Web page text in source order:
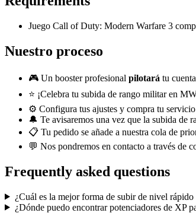
Juego Call of Duty: Modern Warfare 3
Nuestro proceso
🎮 Un booster profesional pilotará tu
⭐ ¡Celebra tu subida de rango militar en
⚙️ Configura tus ajustes y compra tu
🔔 Te avisaremos una vez que la subida de
📋 Tu pedido se añade a nuestra cola de
💬 Nos pondremos en contacto a través de
Frequently asked questions
¿Cuál es la mejor forma de subir de nivel
¿Dónde puedo encontrar potenciadores de XP